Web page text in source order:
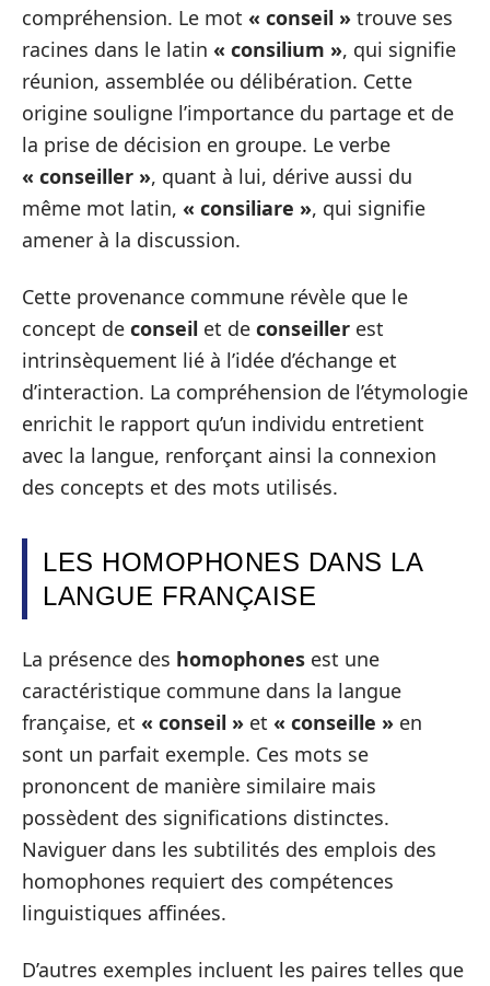
compréhension. Le mot « conseil » trouve ses
racines dans le latin « consilium », qui signifie
réunion, assemblée ou délibération. Cette
origine souligne l’importance du partage et de
la prise de décision en groupe. Le verbe
« conseiller », quant à lui, dérive aussi du
même mot latin, « consiliare », qui signifie
amener à la discussion.
Cette provenance commune révèle que le
concept de conseil et de conseiller est
intrinsèquement lié à l’idée d’échange et
d’interaction. La compréhension de l’étymologie
enrichit le rapport qu’un individu entretient
avec la langue, renforçant ainsi la connexion
des concepts et des mots utilisés.
LES HOMOPHONES DANS LA
LANGUE FRANÇAISE
La présence des homophones est une
caractéristique commune dans la langue
française, et « conseil » et « conseille » en
sont un parfait exemple. Ces mots se
prononcent de manière similaire mais
possèdent des significations distinctes.
Naviguer dans les subtilités des emplois des
homophones requiert des compétences
linguistiques affinées.
D’autres exemples incluent les paires telles que